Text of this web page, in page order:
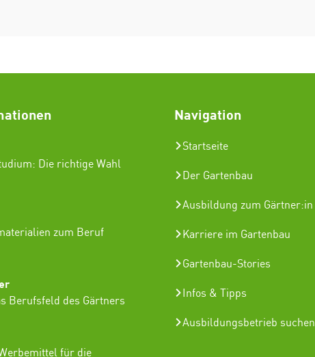
Die richtige Wahl
zum Beruf
Berufsfeld des Gärtners
für die
Navigation
Startseite
Der Gartenbau
Ausbildung zum Gärtner:in
Karriere im Gartenbau
Gartenbau-Stories
Infos & Tipps
Ausbildungsbetrieb suchen